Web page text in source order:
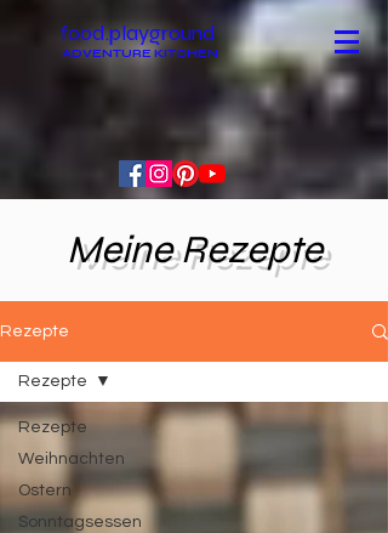
food.playground
ADVENTURE KITCHEN
Meine Rezepte
Rezepte
Rezepte
Weihnachten
Ostern
Sonntagsessen
Rezepte